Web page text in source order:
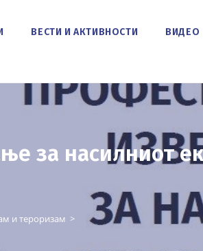
ВЕСТИ И АКТИВНОСТИ ВИДЕО
за насилниот
и тероризам >